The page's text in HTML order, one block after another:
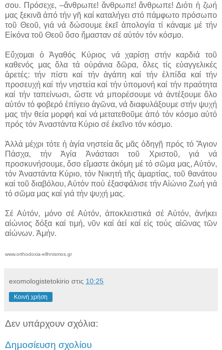
σου. Πρόσεχε, –ἄνθρωπε! ἄνθρωπε! ἄνθρωπε! Διότι ἡ ζωή
μας ξεκινᾶ ἀπό τήν γῆ καί καταλήγει στό πάμφωτο πρόσωπο
τοῦ Θεοῦ, γιά νά δώσουμε ἐκεῖ ἀπολογία τί κάναμε μέ τήν
Εἰκόνα τοῦ Θεοῦ ὅσο ἤμασταν σέ αὐτόν τόν κόσμο.
Εὔχομαι ὁ Ἀγαθός Κύριος νά χαρίσῃ στήν καρδιά τοῦ
καθενός μας ὅλα τά οὐράνια δῶρα, ὅλες τίς εὐαγγελικές
ἀρετές: τήν πίστι καί τήν ἀγάπη καί τήν ἐλπίδα καί τήν
προσευχή καί τήν νηστεία καί τήν ὑπομονή καί τήν πραότητα
καί τήν ταπείνωσι, ὥστε νά μπορέσουμε νά ἀντέξουμε ὅλο
αὐτόν τό φοβερό ἐπίγειο ἀγῶνα, νά διαφυλάξουμε στήν ψυχή
μας τήν θεία μορφή καί νά μετατεθοῦμε ἀπό τόν κόσμο αὐτό
πρός τόν Ἀναστάντα Κύριο σέ ἐκεῖνο τόν κόσμο.
Ἀλλά μέχρι τότε ἡ ἁγία νηστεία ἄς μᾶς ὁδηγῇ πρός τό Ἅγιον
Πάσχα, τήν Ἁγία Ἀνάστασι τοῦ Χριστοῦ, γιά νά
προσκυνήσουμε, ὅσο εἴμαστε ἀκόμη μέ τό σῶμα μας, Αὐτόν,
τόν Ἀναστάντα Κύριο, τόν Νικητή τῆς ἁμαρτίας, τοῦ θανάτου
καί τοῦ διαβόλου, Αὐτόν πού ἐξασφάλισε τήν Αἰώνιο Ζωή γιά
τό σῶμα μας καί γιά τήν ψυχή μας.
Σέ Αὐτόν, μόνο σέ Αὐτόν, ἀποκλειστικά σέ Αὐτόν, ἀνήκει
αἰώνιος δόξα καί τιμή, νῦν καί ἀεί καί εἰς τούς αἰῶνας τῶν
αἰώνων. Ἀμήν.
www.orthodoxia-ellhnismos.gr
exomologistetokirio στις 10:25
Κοινή χρήση
Δεν υπάρχουν σχόλια:
Δημοσίευση σχολίου